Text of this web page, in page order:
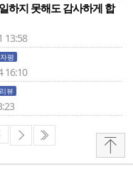
하지 못해도 감사하게 합
13:58
평
16:10
리뷰